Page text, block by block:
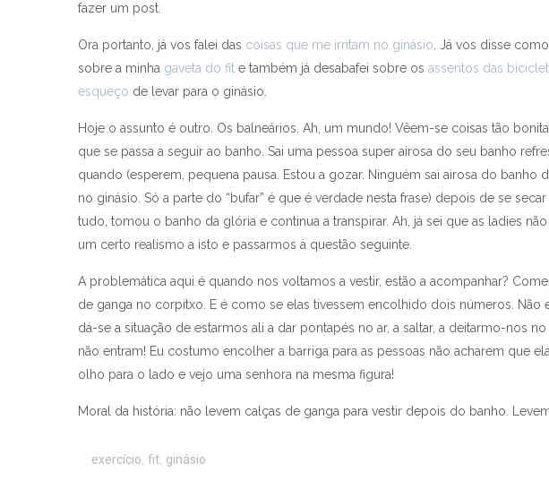
fazer um post.
Ora portanto, já vos falei das coisas que me irritam no ginásio. Já vos disse
sobre a minha gaveta do fit e também já desabafei sobre os assentos das
esqueço de levar para o ginásio.
Hoje o assunto é outro. Os balneários. Ah, um mundo! Vêem-se coisas tão
que se passa a seguir ao banho. Sai uma pessoa super airosa do seu banho
quando (esperem, pequena pausa. Estou a gozar. Ninguém sai airosa do banho
no ginásio. Só a parte do “bufar” é que é verdade nesta frase) depois de se
tudo, tomou o banho da glória e continua a transpirar. Ah, já sei que as ladies
um certo realismo a isto e passarmos à questão seguinte.
A problemática aqui é quando nos voltamos a vestir, estão a acompanhar?
de ganga no corpitxo. E é como se elas tivessem encolhido dois números. Não
dá-se a situação de estarmos ali a dar pontapés no ar, a saltar, a deitarmo-nos
não entram! Eu costumo encolher a barriga para as pessoas não acharem que
olho para o lado e vejo uma senhora na mesma figura!
Moral da história: não levem calças de ganga para vestir depois do banho.
exercício, fit, ginásio